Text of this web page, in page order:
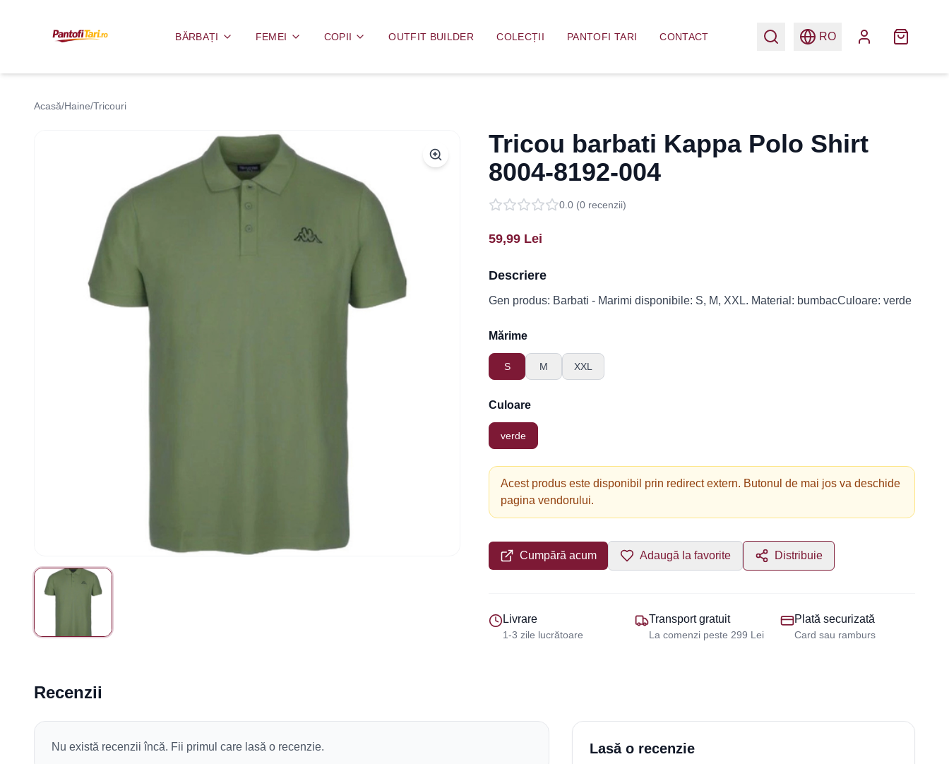
BĂRBAȚI FEMEI COPII OUTFIT BUILDER COLECȚII PANTOFI TARI CONTACT RO
Acasă/Haine/Tricouri
Tricou barbati Kappa Polo Shirt
8004-8192-004
0.0 (0 recenzii)
59,99 Lei
Descriere
Gen produs: Barbati - Marimi disponibile: S, M, XXL. Material: bumbacCuloare: verde
Mărime
S M XXL
Culoare
verde
Acest produs este disponibil prin redirect extern. Butonul de mai jos va deschide
pagina vendorului.
Cumpără acum Adaugă la favorite Distribuie
Livrare
1-3 zile lucrătoare
Transport gratuit
La comenzi peste 299 Lei
Plată securizată
Card sau ramburs
Recenzii
Nu există recenzii încă. Fii primul care lasă o recenzie. Lasă o recenzie